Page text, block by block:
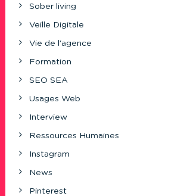
Sober living
Veille Digitale
Vie de l'agence
Formation
SEO SEA
Usages Web
Interview
Ressources Humaines
Instagram
News
Pinterest